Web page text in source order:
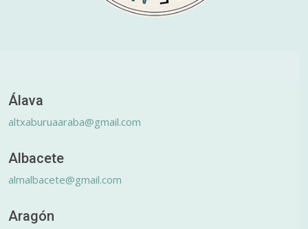
Álava
altxaburuaaraba@gmail.com
Albacete
almalbacete@gmail.com
Aragón